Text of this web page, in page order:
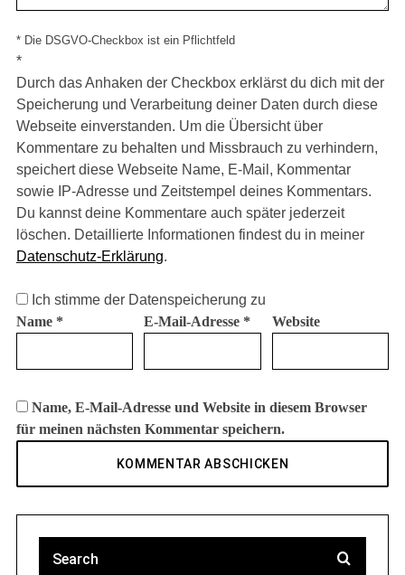
* Die DSGVO-Checkbox ist ein Pflichtfeld
*
Durch das Anhaken der Checkbox erklärst du dich mit der
Speicherung und Verarbeitung deiner Daten durch diese
Webseite einverstanden. Um die Übersicht über
Kommentare zu behalten und Missbrauch zu verhindern,
speichert diese Webseite Name, E-Mail, Kommentar
sowie IP-Adresse und Zeitstempel deines Kommentars.
Du kannst deine Kommentare auch später jederzeit
löschen. Detaillierte Informationen findest du in meiner
Datenschutz-Erklärung.
Ich stimme der Datenspeicherung zu
Name * E-Mail-Adresse * Website
Name, E-Mail-Adresse und Website in diesem Browser
für meinen nächsten Kommentar speichern.